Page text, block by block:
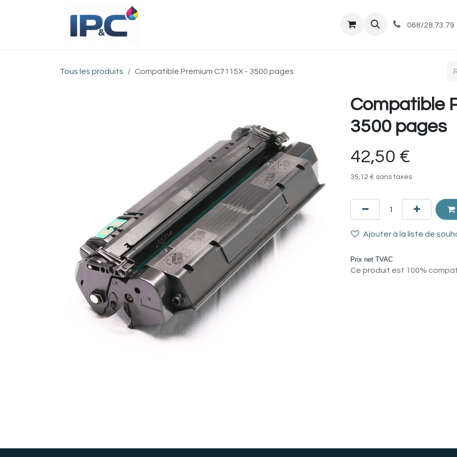
Commandes et livraisons068/28.73.79
Tous les produits Compatible Premium C7115X - 3500 pages
Compatible
3500 pages
42,50 €
35,12 € sans taxes
Ajouter à la liste de
Prix net TVAC
Ce produit est 100%